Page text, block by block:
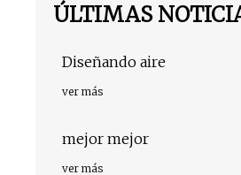
ÚLTIMAS
Diseñando aire
ver más
mejor mejor
ver más